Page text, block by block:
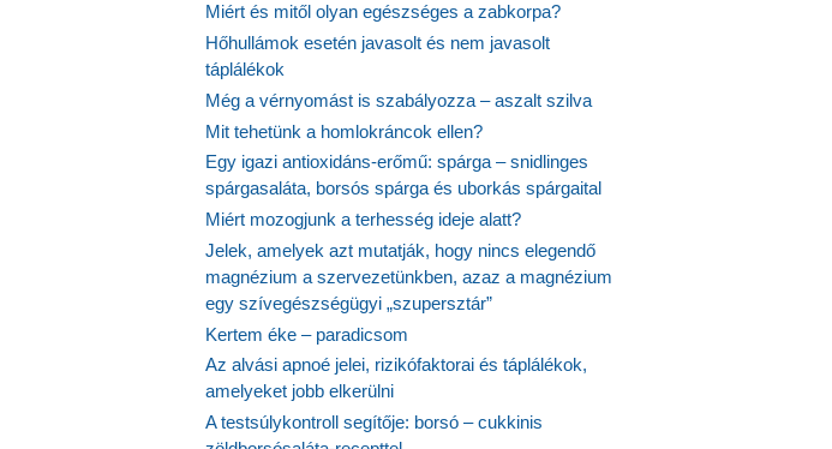
Miért és mitől olyan egészséges a zabkorpa?
Hőhullámok esetén javasolt és nem javasolt
táplálékok
Még a vérnyomást is szabályozza – aszalt szilva
Mit tehetünk a homlokráncok ellen?
Egy igazi antioxidáns-erőmű: spárga – snidlinges
spárgasaláta, borsós spárga és uborkás spárgaital
Miért mozogjunk a terhesség ideje alatt?
Jelek, amelyek azt mutatják, hogy nincs elegendő
magnézium a szervezetünkben, azaz a magnézium
egy szívegészségügyi „szupersztár”
Kertem éke – paradicsom
Az alvási apnoé jelei, rizikófaktorai és táplálékok,
amelyeket jobb elkerülni
A testsúlykontroll segítője: borsó – cukkinis